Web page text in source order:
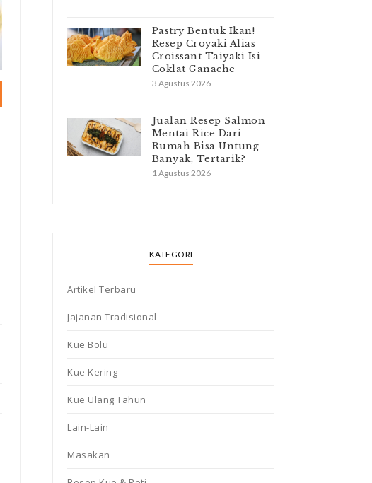
Pastry Bentuk Ikan!
Resep Croyaki Alias
Croissant Taiyaki Isi
Coklat Ganache
3 Agustus 2026
Jualan Resep Salmon
Mentai Rice Dari
Rumah Bisa Untung
Banyak, Tertarik?
1 Agustus 2026
KATEGORI
Artikel Terbaru
Jajanan Tradisional
Kue Bolu
Kue Kering
Kue Ulang Tahun
Lain-Lain
Masakan